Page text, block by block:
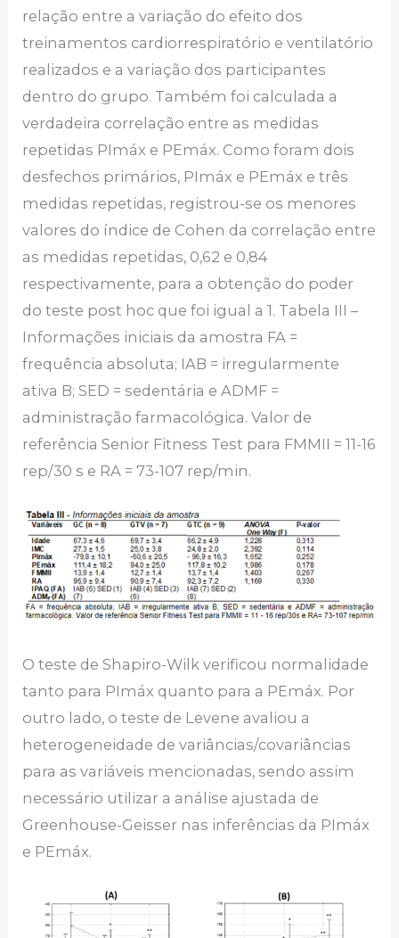
relação entre a variação do efeito dos
treinamentos cardiorrespiratório e ventilatório
realizados e a variação dos participantes
dentro do grupo. Também foi calculada a
verdadeira correlação entre as medidas
repetidas PImáx e PEmáx. Como foram dois
desfechos primários, PImáx e PEmáx e três
medidas repetidas, registrou-se os menores
valores do índice de Cohen da correlação entre
as medidas repetidas, 0,62 e 0,84
respectivamente, para a obtenção do poder
do teste post hoc que foi igual a 1. Tabela III –
Informações iniciais da amostra FA =
frequência absoluta; IAB = irregularmente
ativa B; SED = sedentária e ADMF =
administração farmacológica. Valor de
referência Senior Fitness Test para FMMII = 11-16
rep/30 s e RA = 73-107 rep/min.
O teste de Shapiro-Wilk verificou normalidade
tanto para PImáx quanto para a PEmáx. Por
outro lado, o teste de Levene avaliou a
heterogeneidade de variâncias/covariâncias
para as variáveis mencionadas, sendo assim
necessário utilizar a análise ajustada de
Greenhouse-Geisser nas inferências da PImáx
e PEmáx.